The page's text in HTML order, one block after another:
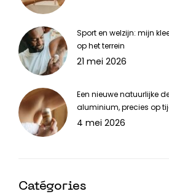
Sport en welzijn: mijn
op het terrein
21 mei 2026
Een nieuwe natuurlijke
aluminium, precies op
4 mei 2026
Catégories